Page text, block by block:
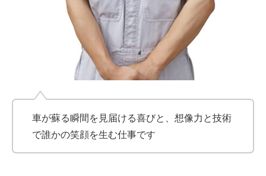
車が蘇る瞬間を見届ける喜びと、想像力と技術
で誰かの笑顔を生む仕事です